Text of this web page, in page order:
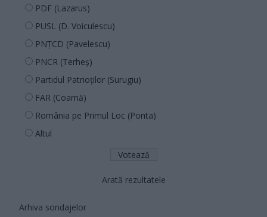
PDF (Lazarus)
PUSL (D. Voiculescu)
PNȚCD (Pavelescu)
PNCR (Terheș)
Partidul Patrioților (Surugiu)
FAR (Coarnă)
România pe Primul Loc (Ponta)
Altul
Arată rezultatele
Arhiva sondajelor